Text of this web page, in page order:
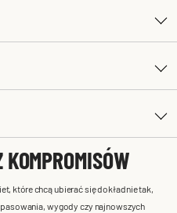
które chcą ubierać się dokładnie tak,
wygody czy najnowszych